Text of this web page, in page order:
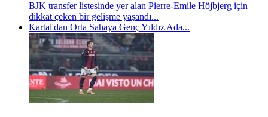
BJK transfer listesinde yer alan Pierre-Emile Höjbjerg için
dikkat çeken bir gelişme yaşandı...
Kartal'dan Orta Sahaya Genç Yıldız Ada...